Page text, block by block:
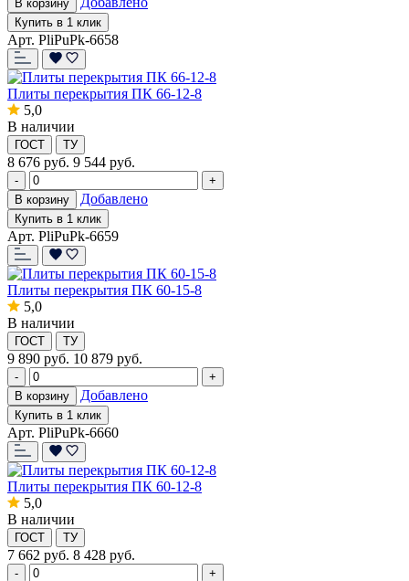
В корзину
Купить в 1 клик
Арт. PliPuPk-6658
Плиты перекрытия ПК 66-12-8
5,0
В наличии
ГОСТ ТУ
8 676 руб. 9 544 руб.
-
+
В корзину
Добавлено
Купить в 1 клик
Арт. PliPuPk-6659
Плиты перекрытия ПК 60-15-8
5,0
В наличии
ГОСТ ТУ
9 890 руб. 10 879 руб.
-
+
В корзину
Добавлено
Купить в 1 клик
Арт. PliPuPk-6660
Плиты перекрытия ПК 60-12-8
5,0
В наличии
ГОСТ ТУ
7 662 руб. 8 428 руб.
-
+